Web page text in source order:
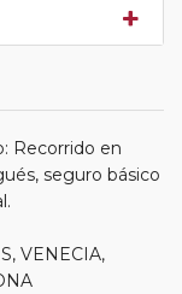
Recorrido en
seguro básico
VENECIA,